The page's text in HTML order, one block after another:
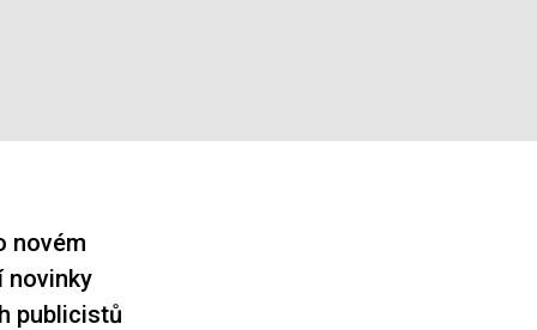
novém
novinky
publicistů